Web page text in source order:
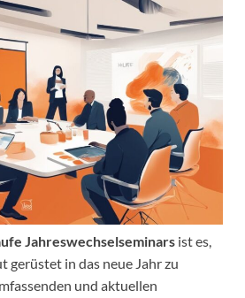
Jahreswechselseminars ist es,
gerüstet in das neue Jahr zu
und aktuellen